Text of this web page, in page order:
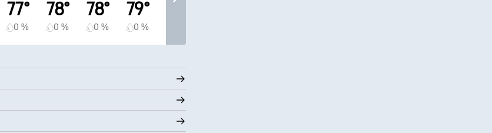
77°
0 %
78°
0 %
78°
0 %
79°
0 %